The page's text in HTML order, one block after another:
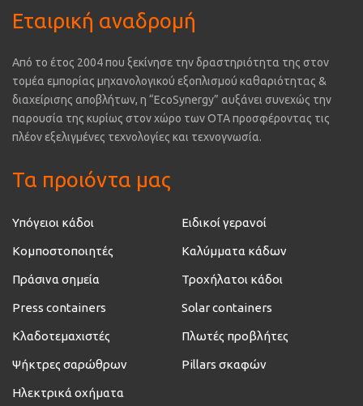
Εταιρική αναδρομή
Από το έτος 2004 που ξεκίνησε την δραστηριότητα της στον
τομέα εμπορίας μηχανολογικού εξοπλισμού καθαριότητας &
διαχείρισης αποβλήτων, η “EcoSynergy” αυξάνει συνεχώς την
παρουσία της κυρίως στον χώρο των ΟΤΑ προσφέροντας τις
πλέον εξελιγμένες τεχνολογίες και τεχνογνωσία.
Τα προιόντα μας
Υπόγειοι κάδοι Ειδικοί γερανοί
Κομποστοποιητές Καλύμματα κάδων
Πράσινα σημεία Τροχήλατοι κάδοι
Press containers Solar containers
Κλαδοτεμαχιστές Πλωτές προβλήτες
Ψήκτρες σαρώθρων Pillars σκαφών
Ηλεκτρικά οχήματα